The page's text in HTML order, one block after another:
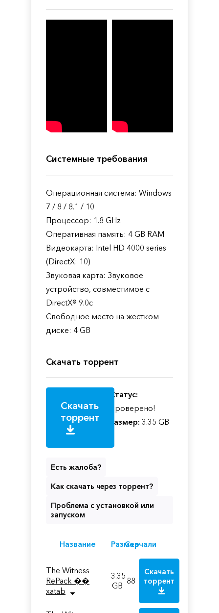
Системные требования
Операционная система: Windows
7 / 8 / 8.1 / 10
Процессор: 1.8 GHz
Оперативная память: 4 GB RAM
Видеокарта: Intel HD 4000 series
(DirectX: 10)
Звуковая карта: Звуковое
устройство, совместимое с
DirectX® 9.0с
Свободное место на жестком
диске: 4 GB
Скачать торрент
Скачать
торрент
Статус:
Проверено!
Размер: 3.35 GB
Есть жалоба?
Как скачать через торрент?
Проблема с установкой или
запуском
Название РазмерСкачали
The Witness
RePack ��
xatab
3.35
GB 88
Скачать
торрент